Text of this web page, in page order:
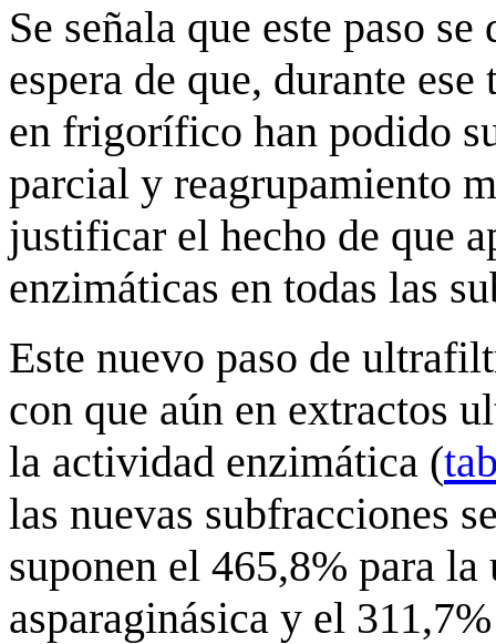
Se señala que este paso
espera de que, durante
en frigorífico han podido
parcial y reagrupamiento
justificar el hecho de que
enzimáticas en todas las
Este nuevo paso de
con que aún en extractos
la actividad enzimática (
las nuevas subfracciones
suponen el 465,8% para
asparaginásica y el